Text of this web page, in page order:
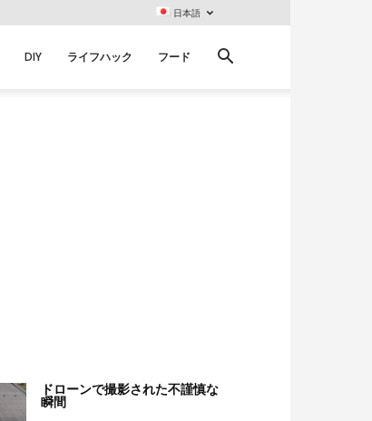
日本語
DIY ライフハック フード
ドローンで撮影された不謹慎な
瞬間